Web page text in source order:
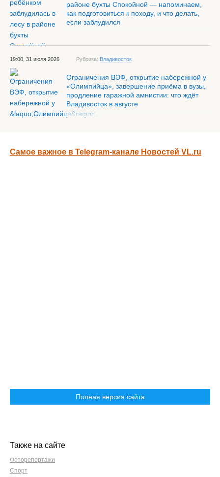
районе бухты Спокойной — напоминаем,
как подготовиться к походу, и что делать,
если заблудился
19:00, 31 июля 2026 Рубрика: Владивосток
Ограничения ВЭФ, открытие набережной у
«Олимпийца», завершение приёма в вузы,
продление гаражной амнистии: что ждёт
Владивосток в августе
Самое важное в Telegram-канале Новостей VL.ru
Полная версия сайта
Также на сайте
Фоторепортажи
Спорт